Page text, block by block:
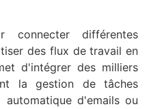
différentes
des flux de travail en
d'intégrer des milliers
la gestion de tâches
d'emails ou